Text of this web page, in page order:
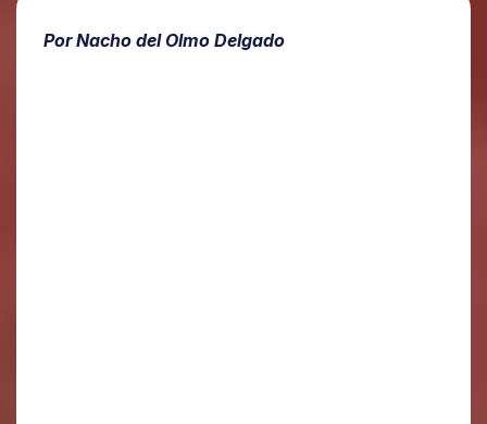
Por Nacho del Olmo Delgado